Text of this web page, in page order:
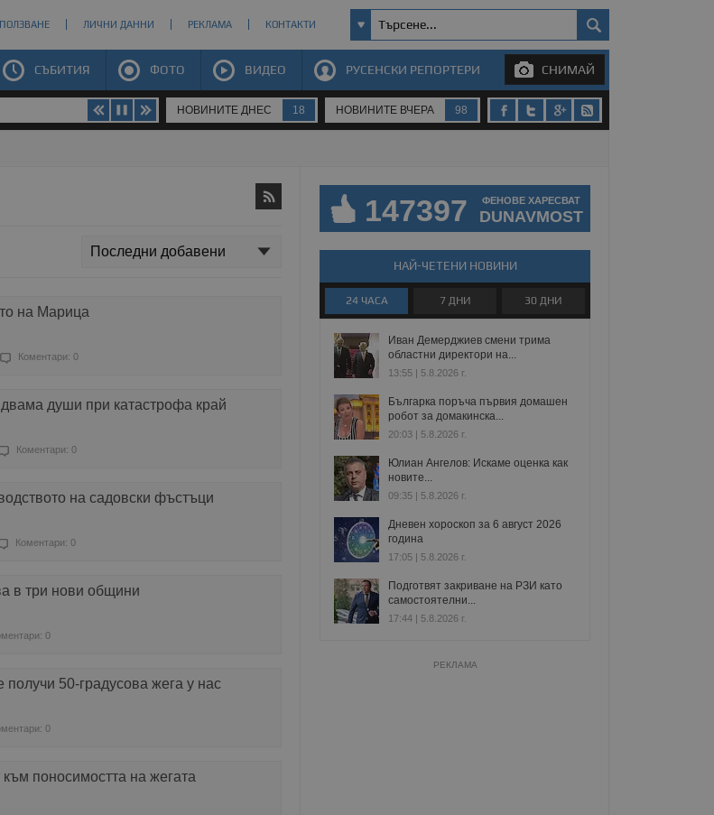
ЛИЧНИ ДАННИ РЕКЛАМА КОНТАКТИ
СЪБИТИЯ ФОТО ВИДЕО РУСЕНСКИ РЕПОРТЕРИ СНИМАЙ
НОВИНИТЕ ДНЕС 18 НОВИНИТЕ ВЧЕРА 98
на Марица
Коментари: 0
души при катастрофа край
Коментари: 0
на садовски фъстъци
Коментари: 0
в три нови общини
0
50-градусова жега у нас
0
поносимостта на жегата
147397 ФЕНОВЕ ХАРЕСВАТ
DUNAVMOST
НАЙ-ЧЕТЕНИ НОВИНИ
24 ЧАСА 7 ДНИ 30 ДНИ
Иван Демерджиев смени трима
областни директори на...
13:55 | 5.8.2026 г.
Българка поръча първия домашен
робот за домакинска...
20:03 | 5.8.2026 г.
Юлиан Ангелов: Искаме оценка как
новите...
09:35 | 5.8.2026 г.
Дневен хороскоп за 6 август 2026
година
17:05 | 5.8.2026 г.
Подготвят закриване на РЗИ като
самостоятелни...
17:44 | 5.8.2026 г.
РЕКЛАМА